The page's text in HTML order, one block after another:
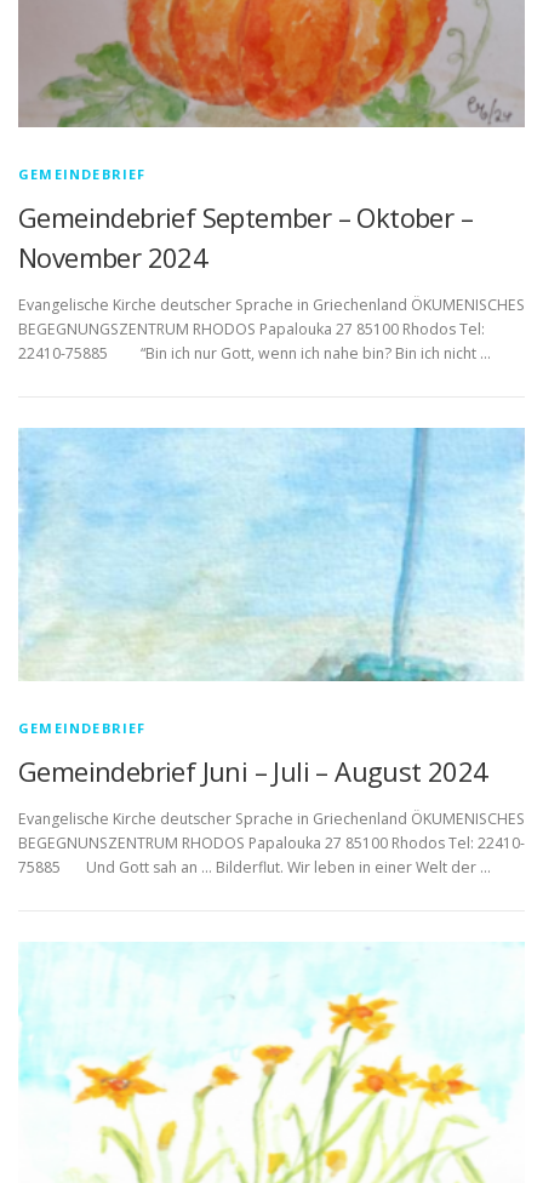
GEMEINDEBRIEF
Gemeindebrief September – Oktober –
November 2024
Evangelische Kirche deutscher Sprache in Griechenland ÖKUMENISCHES
BEGEGNUNGSZENTRUM RHODOS Papalouka 27 85100 Rhodos Tel:
22410-75885 “Bin ich nur Gott, wenn ich nahe bin? Bin ich nicht …
GEMEINDEBRIEF
Gemeindebrief Juni – Juli – August 2024
Evangelische Kirche deutscher Sprache in Griechenland ÖKUMENISCHES
BEGEGNUNSZENTRUM RHODOS Papalouka 27 85100 Rhodos Tel: 22410-
75885 Und Gott sah an … Bilderflut. Wir leben in einer Welt der …